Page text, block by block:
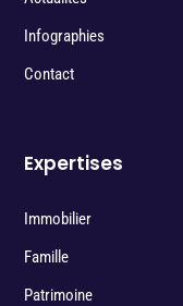
Infographies
Contact
Expertises
Immobilier
Famille
Patrimoine